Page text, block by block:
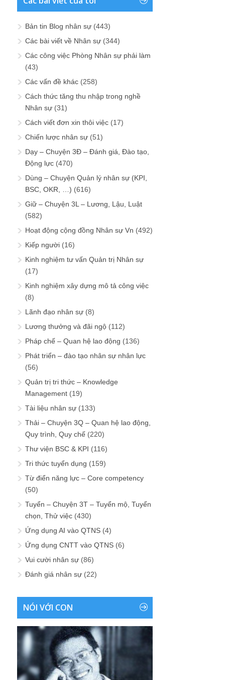
Bản tin Blog nhân sự (443)
Các bài viết về Nhân sự (344)
Các công việc Phòng Nhân sự phải làm
(43)
Các vấn đề khác (258)
Cách thức tăng thu nhập trong nghề
Nhân sự (31)
Cách viết đơn xin thôi việc (17)
Chiến lược nhân sự (51)
Dạy – Chuyện 3Đ – Đánh giá, Đào tạo,
Động lực (470)
Dùng – Chuyện Quản lý nhân sự (KPI,
BSC, OKR, …) (616)
Giữ – Chuyện 3L – Lương, Lậu, Luật
(582)
Hoạt động cộng đồng Nhân sự Vn (492)
Kiếp người (16)
Kinh nghiệm tư vấn Quản trị Nhân sự
(17)
Kinh nghiệm xây dựng mô tả công việc
(8)
Lãnh đạo nhân sự (8)
Lương thưởng và đãi ngộ (112)
Pháp chế – Quan hệ lao động (136)
Phát triển – đào tạo nhân sự nhân lực
(56)
Quản trị tri thức – Knowledge
Management (19)
Tài liệu nhân sự (133)
Thải – Chuyện 3Q – Quan hệ lao động,
Quy trình, Quy chế (220)
Thư viện BSC & KPI (116)
Tri thức tuyển dụng (159)
Từ điển năng lực – Core competency
(50)
Tuyển – Chuyện 3T – Tuyển mộ, Tuyển
chọn, Thử việc (430)
Ứng dụng AI vào QTNS (4)
Ứng dụng CNTT vào QTNS (6)
Vui cười nhân sự (86)
Đánh giá nhân sự (22)
NÓI VỚI CON